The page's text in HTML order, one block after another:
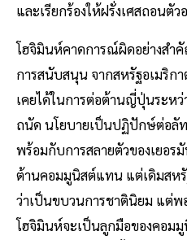
และเรียกร้องให้ฝรั่งเศสถอนตั
โฮจิมินห์คาดการณ์ผิดอย่างสำ
การสนับสนุน จากสหรัฐอเมริก
เคยได้ในการต่อต้านญี่ปุ่นระหว่
ถนัด นโยบายเป็นปฏิปักษ์ต่อลั
พร้อมกับการสลายตัวของเยอ
ต้านคอมมูนิสต์แทน แต่เดิมสห
ว่าเป็นขบวนการชาตินิยม แต่พ
โฮจิมินห์จะเป็นลูกมือของคอมมู